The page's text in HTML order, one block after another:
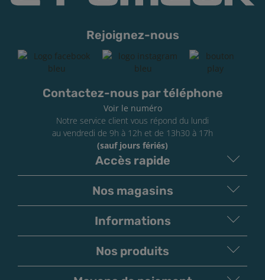
Rejoignez-nous
Contactez-nous par téléphone
Voir le numéro
Notre service client vous répond du lundi
au vendredi de 9h à 12h et de 13h30 à 17h
(sauf jours fériés)
Accès rapide
Nos magasins
Informations
Nos produits